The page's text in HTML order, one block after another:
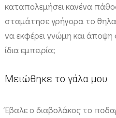
καταπολεμήσει κανένα
σταμάτησε γρήγορα το
να εκφέρει γνώμη και άποψη
ίδια εμπειρία;
Μειώθηκε το γάλα μου
Έβαλε ο διαβολάκος το